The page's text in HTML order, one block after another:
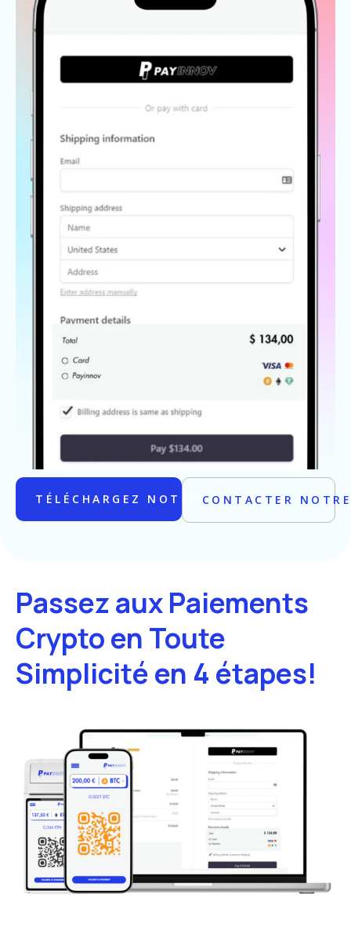
TÉLÉCHARGEZ NOTRE PLUG IN
CONTACTER
Passez aux Paiements
Crypto en Toute
Simplicité en 4 étapes!